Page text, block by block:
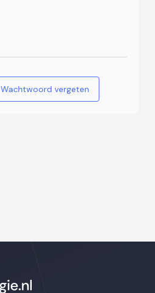
Wachtwoord vergeten